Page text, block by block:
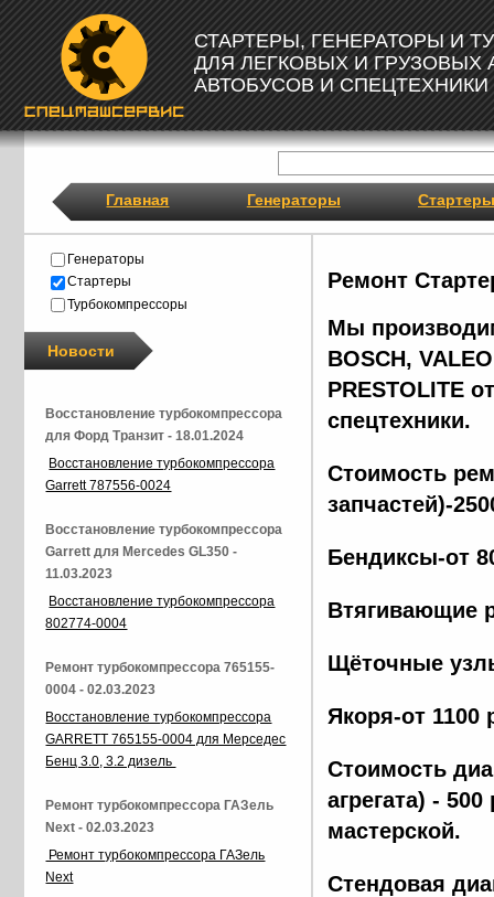
СТАРТЕРЫ, ГЕНЕРАТОРЫ И
ДЛЯ ЛЕГКОВЫХ И ГРУЗОВЫХ
АВТОБУСОВ И СПЕЦТЕХНИКИ
Главная Генераторы Стартеры
Ремонт
Мы
BOSCH,
PRESTOLITE
спецтехники.
Стоимость
запчастей)-
Бендиксы-от
Втягивающие
Щёточные
Якоря-от 1100
Стоимость
агрегата) -
мастерской.
Стендовая
Генераторы
Стартеры
Турбокомпрессоры
Новости
Восстановление турбокомпрессора
для Форд Транзит - 18.01.2024
Восстановление турбокомпрессора
Garrett 787556-0024
Восстановление турбокомпрессора
Garrett для Mercedes GL350 -
11.03.2023
Восстановление турбокомпрессора
802774-0004
Ремонт турбокомпрессора 765155-
0004 - 02.03.2023
Восстановление турбокомпрессора
GARRETT 765155-0004 для Мерседес
Бенц 3.0, 3.2 дизель
Ремонт турбокомпрессора ГАЗель
Next - 02.03.2023
Ремонт турбокомпрессора ГАЗель
Next